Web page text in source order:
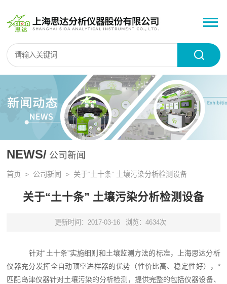
NEWS/ 公司新闻
首页 > 公司新闻 > 关于“土十条” 土壤污染分析检测设备
关于“土十条” 土壤污染分析检测设备
更新时间：2017-03-16 浏览：4634次
针对“土十条”实施细则和土壤监测方法的标准，上海思达分析
仪器充分发挥全自动顶空进样器的优势（性价比高、稳定性好），*
匹配岛津仪器针对土壤污染的分析检测，提供完整的包括仪器设备、